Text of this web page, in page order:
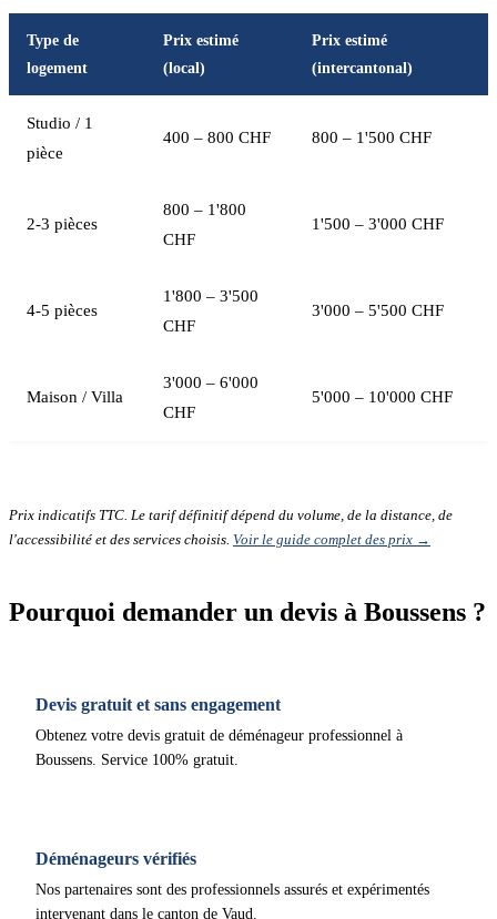
Type de
logement
Prix estimé
(local)
Prix estimé
(intercantonal)
Studio / 1
pièce
400 – 800 CHF 800 – 1'500 CHF
2-3 pièces
800 – 1'800
CHF
1'500 – 3'000 CHF
4-5 pièces
1'800 – 3'500
CHF
3'000 – 5'500 CHF
Maison / Villa
3'000 – 6'000
CHF
5'000 – 10'000 CHF
Prix indicatifs TTC. Le tarif définitif dépend du volume, de la distance, de
l'accessibilité et des services choisis. Voir le guide complet des prix →
Pourquoi demander un devis à Boussens ?
Devis gratuit et sans engagement
Obtenez votre devis gratuit de déménageur professionnel à
Boussens. Service 100% gratuit.
Déménageurs vérifiés
Nos partenaires sont des professionnels assurés et expérimentés
intervenant dans le canton de Vaud.